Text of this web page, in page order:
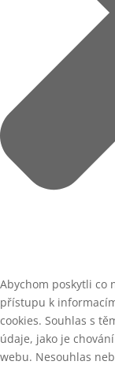
Abychom poskytli co
přístupu k
cookies. Souhlas s
údaje, jako je
webu. Nesouhlas